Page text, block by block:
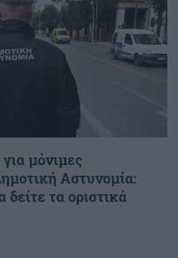
μόνιμες
Αστυνομία:
τα οριστικά